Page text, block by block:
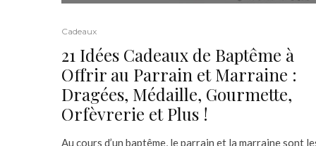
Cadeaux
21 Idées Cadeaux de Baptême à
Offrir au Parrain et Marraine :
Dragées, Médaille, Gourmette,
Orfèvrerie et Plus !
Au cours d’un baptême, le parrain et la marraine sont